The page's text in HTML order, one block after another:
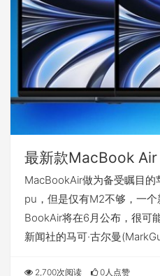
最新款MacBook Air
片就绪
MacBookAir做为备受瞩目
pu，但是仅有M2不够，一
BookAir将在6月公布，很可
新闻社的马可·古尔曼
2,700次阅读 0人点赞